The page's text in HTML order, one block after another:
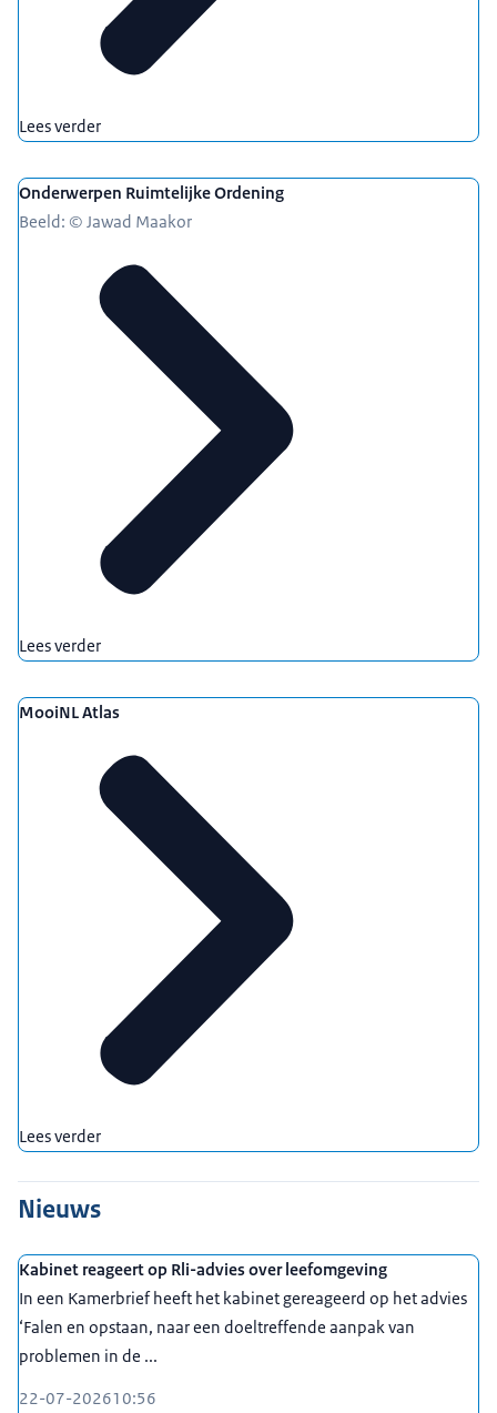
Lees verder
Onderwerpen Ruimtelijke Ordening
Beeld: © Jawad Maakor
Lees verder
MooiNL Atlas
Lees verder
Nieuws
Kabinet reageert op Rli-advies over leefomgeving
In een Kamerbrief heeft het kabinet gereageerd op het advies
‘Falen en opstaan, naar een doeltreffende aanpak van
problemen in de ...
22-07-202610:56